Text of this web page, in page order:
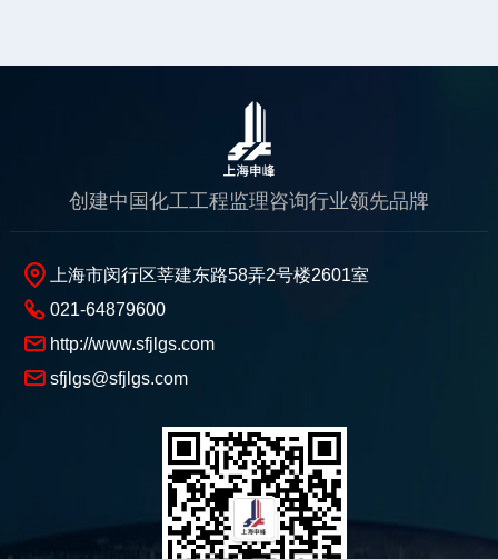
创建中国化工工程监理咨询行业领先品牌
上海市闵行区莘建东路58弄2号楼2601室
021-64879600
http://www.sfjlgs.com
sfjlgs@sfjlgs.com